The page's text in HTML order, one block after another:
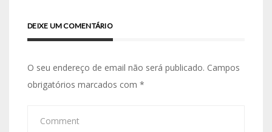
DEIXE UM COMENTÁRIO
O seu endereço de email não será publicado. Campos
obrigatórios marcados com *